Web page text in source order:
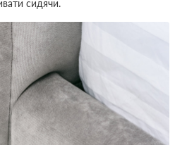
сидячи.